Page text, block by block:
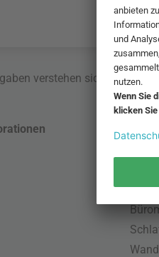
verstehen sich inklusive